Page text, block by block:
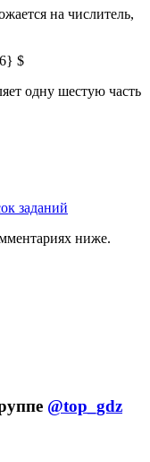
на числитель,
$
одну шестую часть
заданий
ниже.
@top_gdz